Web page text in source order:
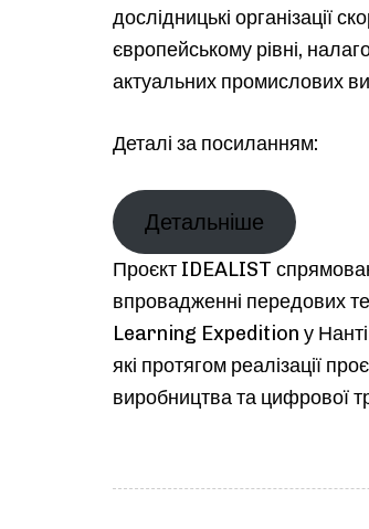
дослідницькі організації
європейському рівні,
актуальних промислових
Деталі за посиланням:
Детальніше
Проєкт IDEALIST
впровадженні передових
Learning Expedition у Нанті
які протягом реалізації
виробництва та цифрової